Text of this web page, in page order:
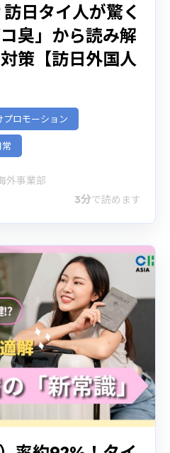
日タイ人が驚く
臭」から読み解
策【訪日外国人
プロモーション
外事業部
3分で読めます